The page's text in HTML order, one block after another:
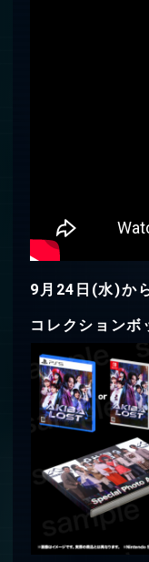
9月24日(水)か
コレクションボ